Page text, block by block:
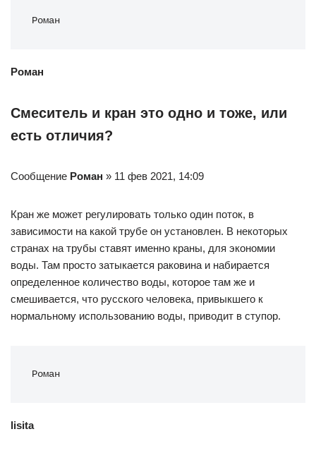
Роман
Роман
Смеситель и кран это одно и тоже, или
есть отличия?
Сообщение Роман » 11 фев 2021, 14:09
Кран же может регулировать только один поток, в
зависимости на какой трубе он установлен. В некоторых
странах на трубы ставят именно краны, для экономии
воды. Там просто затыкается раковина и набирается
определенное количество воды, которое там же и
смешивается, что русского человека, привыкшего к
нормальному использованию воды, приводит в ступор.
Роман
lisita